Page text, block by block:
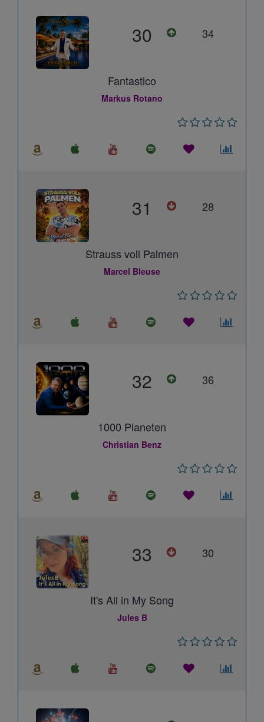
30 34
Fantastico
Markus Rotano
31 28
Strauss voll Palmen
Marcel Bleuse
32 36
1000 Planeten
Christian Benz
33 30
It's All in My Song
Jules B